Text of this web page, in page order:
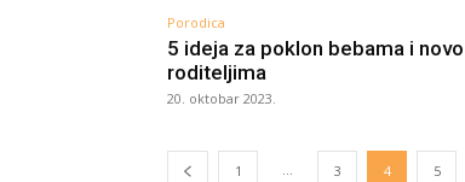
Porodica
5 ideja za poklon bebama i
roditeljima
20. oktobar 2023.
1 ... 3 4 5